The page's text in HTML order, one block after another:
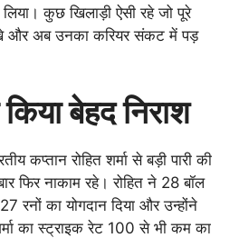
कुछ खिलाड़ी ऐसी रहे जो पूरे
और अब उनका करियर संकट में पड़
किया बेहद निराश
कप्तान रोहित शर्मा से बड़ी पारी की
फिर नाकाम रहे। रोहित ने 28 बॉल
रनों का योगदान दिया और उन्होंने
का स्ट्राइक रेट 100 से भी कम का